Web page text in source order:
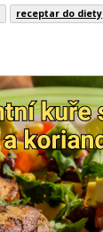
receptar do diety